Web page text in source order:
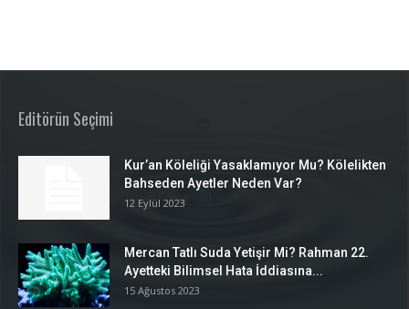
Editörün Seçimi
Kur’an Köleliği Yasaklamıyor Mu? Kölelikten
Bahseden Ayetler Neden Var?
12 Eylül 2023
Mercan Tatlı Suda Yetişir Mi? Rahman 22.
Ayetteki Bilimsel Hata İddiasına...
15 Ağustos 2023